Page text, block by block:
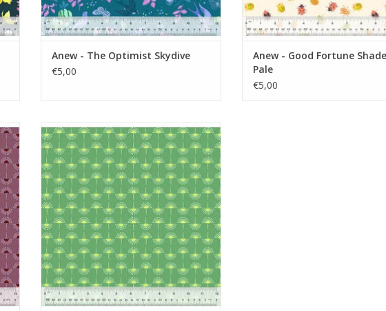
Anew - The Optimist Skydive
€5,00
Anew - Good Fortune
Pale
€5,00
groen met halve cirkels
TOEVOEGEN AAN WINKELWAGEN